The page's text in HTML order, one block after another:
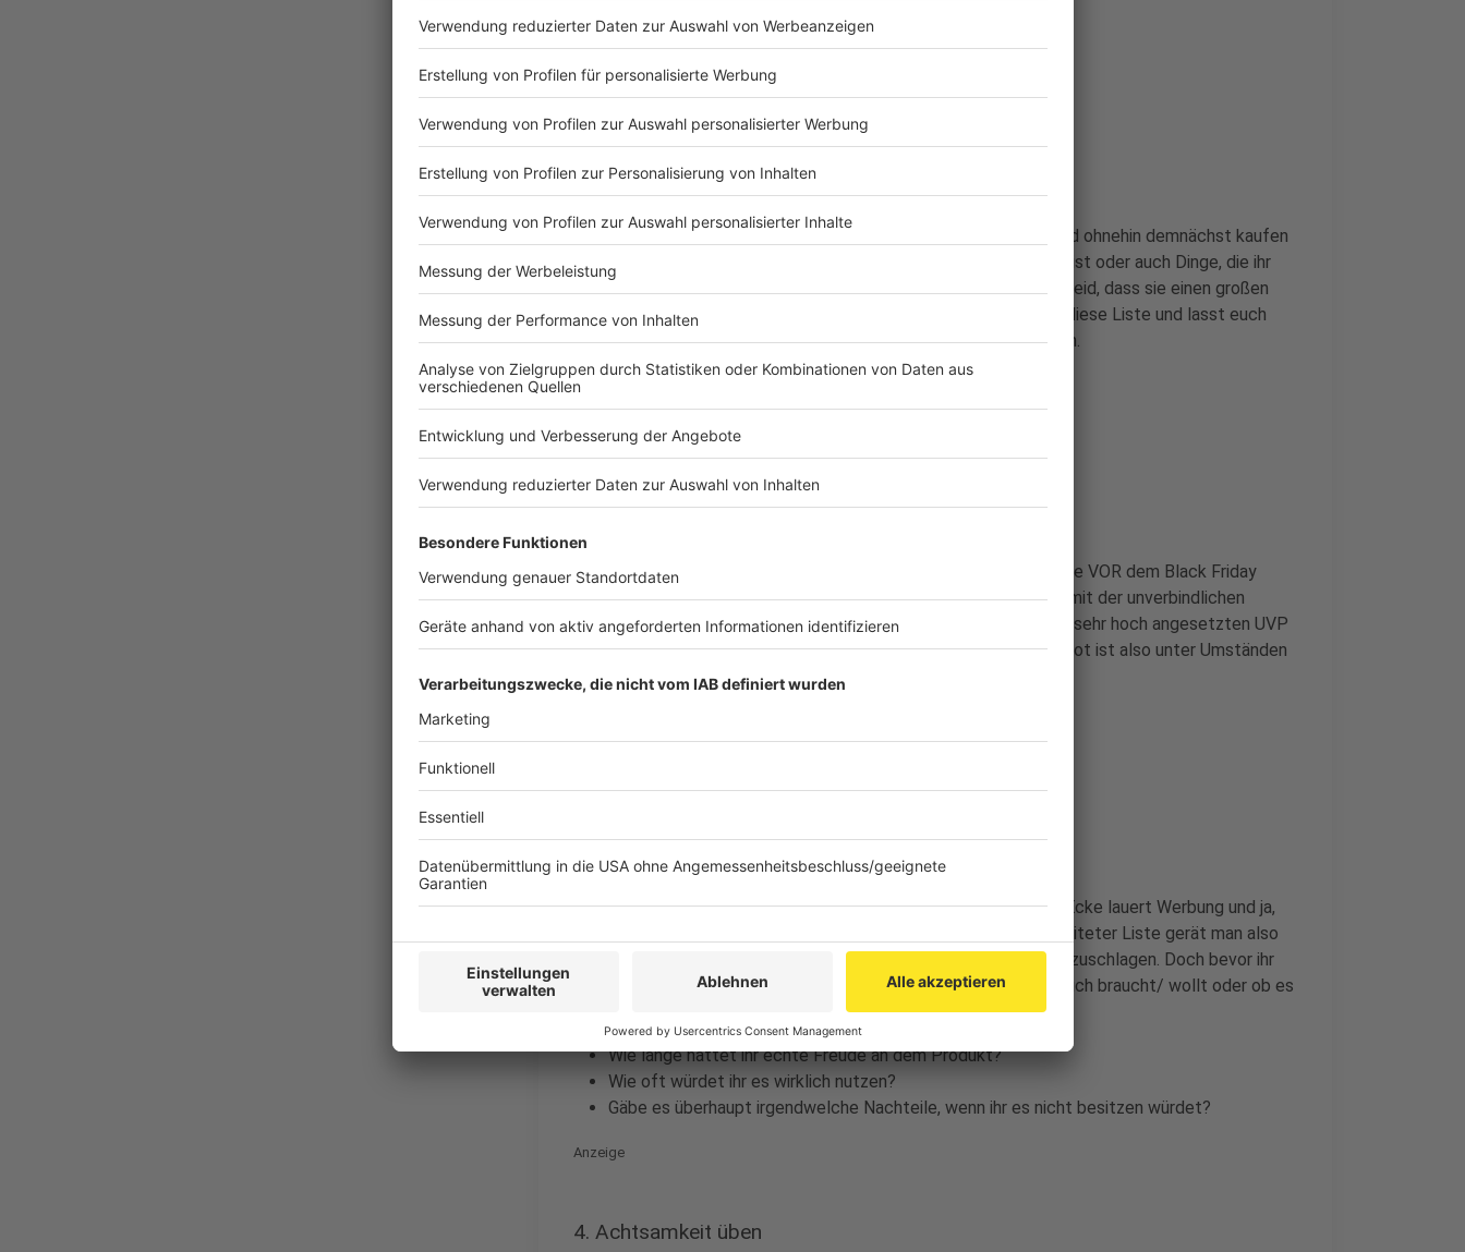
DEM KONSUMWAHN ENTKOMMEN
Anzeige
1. Vorbereitung
Macht euch eine Liste mit den Dingen, die ihr wirklich benötigt und ohnehin demnächst kaufen
müsstet. Etwas, das kaputt gegangen und nicht mehr reparierbar ist oder auch Dinge, die ihr
euch schon wirklich lange wünscht und bei denen ihr euch sicher seid, dass sie einen großen
Nutzen für euch haben werden. Im besten Fall haltet ihr euch an diese Liste und lasst euch
nicht von überwältigenden (Schein-)Angeboten in den Bann ziehen.
Anzeige
2. Preise vergleichen
Anzeige
Sobald ihr eure Liste fertiggestellt habt, solltet ihr euch die Preise VOR dem Black Friday
anschauen. Meist wird der "tolle" Angebotspreis am Black Friday mit der unverbindlichen
Preisempfehlung (UVP) des Herstellers verglichen. Doch den oft sehr hoch angesetzten UVP
verlangt in der Regel sowieso kaum ein Händler. Das "tolle" Angebot ist also unter Umständen
gar nicht so gut, wie es auf den ersten Blick erscheinen mag.
Heutzutage gibt es fast nichts mehr, was es nicht gibt. An jeder Ecke lauert Werbung und ja,
manche der neuen Erfindungen sind schon cool. Trotz gut vorbereiteter Liste gerät man also
dennoch leicht in die Verlegenheit hier und da doch mal wieder zuzuschlagen. Doch bevor ihr
etwas kauft, stellt euch immer die Frage, ob ihr das Produkt wirklich braucht/ wollt oder ob es
sich um einen impulsiven Kauf handelt:
Wie lange hättet ihr echte Freude an dem Produkt?
Wie oft würdet ihr es wirklich nutzen?
Gäbe es überhaupt irgendwelche Nachteile, wenn ihr es nicht besitzen würdet?
Anzeige
4. Achtsamkeit üben